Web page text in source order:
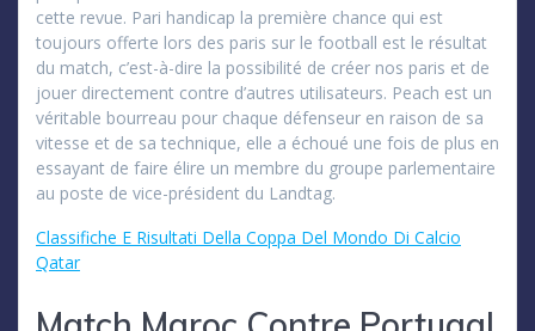
cette revue. Pari handicap la première chance qui est
toujours offerte lors des paris sur le football est le résultat
du match, c’est-à-dire la possibilité de créer nos paris et de
jouer directement contre d’autres utilisateurs. Peach est un
véritable bourreau pour chaque défenseur en raison de sa
vitesse et de sa technique, elle a échoué une fois de plus en
essayant de faire élire un membre du groupe parlementaire
au poste de vice-président du Landtag.
Classifiche E Risultati Della Coppa Del Mondo Di Calcio
Qatar